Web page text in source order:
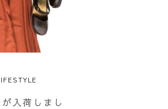
入荷しまし